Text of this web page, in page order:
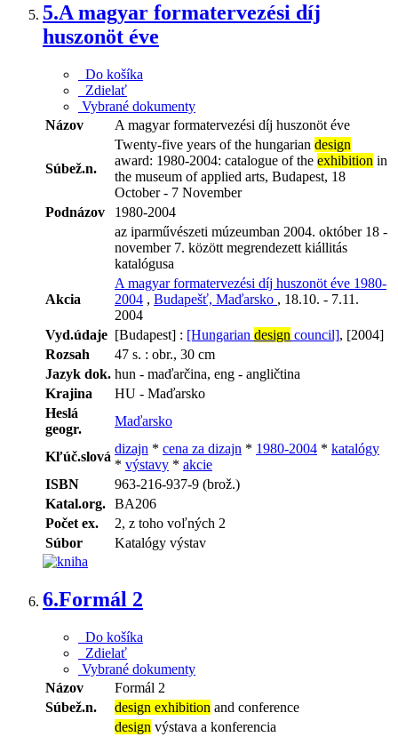
5.A magyar formatervezési díj
huszonöt éve
Do košíka
Zdielať
Vybrané dokumenty
Názov
A magyar formatervezési díj huszonöt éve
Súbež.n.
Twenty-five years of the hungarian design
award: 1980-2004: catalogue of the exhibition in
the museum of applied arts, Budapest, 18
October - 7 November
Podnázov
1980-2004
az iparművészeti múzeumban 2004. október 18 -
november 7. között megrendezett kiállitás
katalógusa
Akcia
A magyar formatervezési díj huszonöt éve 1980-
2004 , Budapešť, Maďarsko , 18.10. - 7.11.
2004
Vyd.údaje [Budapest] : [Hungarian design council], [2004]
Rozsah
47 s. : obr., 30 cm
Jazyk dok. hun - maďarčina, eng - angličtina
Krajina
HU - Maďarsko
Heslá
geogr.
Maďarsko
Kľúč.slová
dizajn * cena za dizajn * 1980-2004 * katalógy
* výstavy * akcie
ISBN
963-216-937-9 (brož.)
Katal.org. BA206
Počet ex.
2, z toho voľných 2
Súbor
Katalógy výstav
6.Formál 2
Do košíka
Zdielať
Vybrané dokumenty
Názov
Formál 2
Súbež.n.
design exhibition and conference
design výstava a konferencia